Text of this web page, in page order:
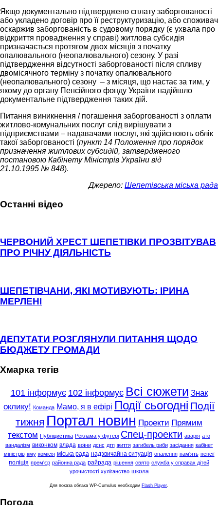
Якщо документально підтверджено сплату заборгованості
або укладено договір про її реструктуризацію, або споживач
оскаржив заборгованість в судовому порядку (є ухвала про
відкриття провадження у справі) житлова субсидія
призначається протягом двох місяців з початку
опалювального (неопалювального) сезону. У разі
підтвердження відсутності заборгованості після спливу
двомісячного терміну з початку опалювального
(неопалювального) сезону – з місяця, що настає за тим, у
якому до органу Пенсійного фонду України надійшло
документальне підтвердження таких дій.
Питання виникнення / погашення заборгованості з оплати
житлово-комунальних послуг слід вирішувати з
підприємствами – надавачами послуг, які здійснюють облік
такої заборгованості (пункт 14 Положення про порядок
призначення житлових субсидій, затвердженого
постановою Кабінету Міністрів України від
21.10.1995 № 848).
Джерело: Шепетівська міська рада
Останні відео
ЧЕРВОНИЙ ХРЕСТ ШЕПЕТІВКИ ПРОЗВІТУВАВ
ПРО РІЧНУ ДІЯЛЬНІСТЬ
ШЕПЕТІВЧАНИ, ЯКІ МОТИВУЮТЬ: ІРИНА
МЕРЛЕНІ
ДЕПУТАТИ РОЗГЛЯНУЛИ ПИТАННЯ ЩОДО
БЮДЖЕТУ ГРОМАДИ
Хмарка тегів
101 інформує 102 інформує Всі сюжети Знак
оклику! Команда Мамо, я в ефірі Події сьогодні Події
тижня Портал новин Проекти Прямим
текстом Публіцистика Реклама у футері Спец-проекти аварія ато
вандалізм виконком влада воїни дснс дтп життя загибель риби засідання кабінет
міністрів кму комісія міська рада надзвичайна ситуація опалення пам'ять пенсії
поліція прем'єр районна рада райрада рішення свято служба у справах дітей
урочистості хуліганство школа
Для показа облака WP-Cumulus необходим Flash Player
Погода